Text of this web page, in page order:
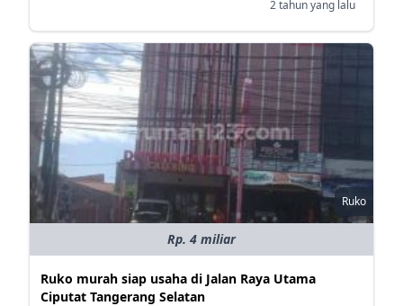
2 tahun yang lalu
Ruko
Rp. 4 miliar
Ruko murah siap usaha di Jalan Raya Utama
Ciputat Tangerang Selatan